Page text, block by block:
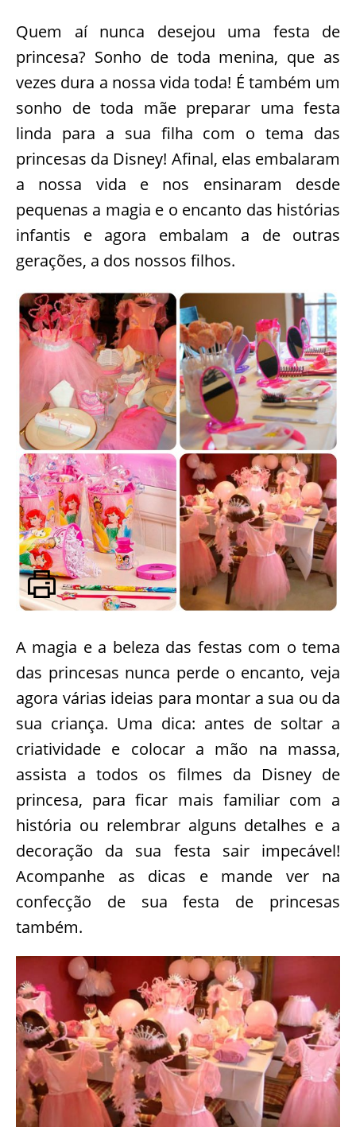
Quem aí nunca desejou uma festa de
princesa? Sonho de toda menina, que as
vezes dura a nossa vida toda! É também um
sonho de toda mãe preparar uma festa
linda para a sua filha com o tema das
princesas da Disney! Afinal, elas embalaram
a nossa vida e nos ensinaram desde
pequenas a magia e o encanto das histórias
infantis e agora embalam a de outras
gerações, a dos nossos filhos.
A magia e a beleza das festas com o tema
das princesas nunca perde o encanto, veja
agora várias ideias para montar a sua ou da
sua criança. Uma dica: antes de soltar a
criatividade e colocar a mão na massa,
assista a todos os filmes da Disney de
princesa, para ficar mais familiar com a
história ou relembrar alguns detalhes e a
decoração da sua festa sair impecável!
Acompanhe as dicas e mande ver na
confecção de sua festa de princesas
também.